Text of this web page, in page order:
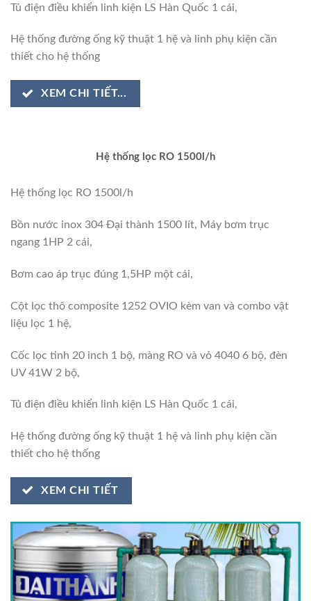
Tủ điện điều khiển linh kiện LS Hàn Quốc 1 cái,
Hệ thống đường ống kỹ thuật 1 hệ và linh phụ kiện cần
thiết cho hệ thống
XEM CHI TIẾT...
Hệ thống lọc RO 1500l/h
Hệ thống lọc RO 1500l/h
Bồn nước inox 304 Đại thành 1500 lít, Máy bơm trục
ngang 1HP 2 cái,
Bơm cao áp trục đúng 1,5HP một cái,
Cột lọc thô composite 1252 OVIO kèm van và combo vật
liệu lọc 1 hệ,
Cốc lọc tinh 20 inch 1 bộ, màng RO và vỏ 4040 6 bộ, đèn
UV 41W 2 bộ,
Tủ điện điều khiển linh kiện LS Hàn Quốc 1 cái,
Hệ thống đường ống kỹ thuật 1 hệ và linh phụ kiện cần
thiết cho hệ thống
XEM CHI TIẾT